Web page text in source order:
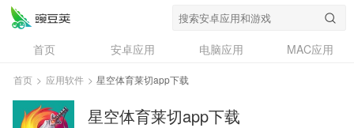
星空体育莱切app下载
首页 安卓应用 电脑应用
MAC应用
资讯
专题
问答
首页 > 应用软件 > 星空体育莱切app下载
星空体育莱切app下载